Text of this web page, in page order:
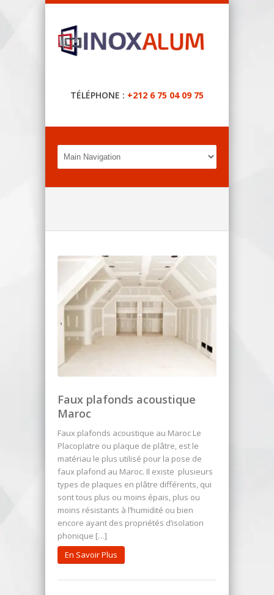
TÉLÉPHONE : +212 6 75 04 09 75
Faux plafonds acoustique
Maroc
Faux plafonds acoustique au Maroc Le
Placoplatre ou plaque de plâtre, est le
matériau le plus utilisé pour la pose de
faux plafond au Maroc. Il existe plusieurs
types de plaques en plâtre différents, qui
sont tous plus ou moins épais, plus ou
moins résistants à l’humidité ou bien
encore ayant des propriétés d’isolation
phonique […]
En Savoir Plus